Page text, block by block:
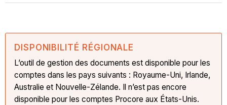
DISPONIBILITÉ RÉGIONALE
L’outil de gestion des documents est disponible pour les
comptes dans les pays suivants : Royaume-Uni, Irlande,
Australie et Nouvelle-Zélande. Il n’est pas encore
disponible pour les comptes Procore aux États-Unis.